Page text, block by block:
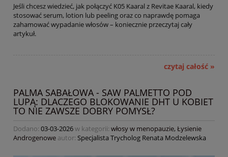
Jeśli chcesz wiedzieć, jak połączyć K05 Kaaral z Revitae Kaaral, kiedy
stosować serum, lotion lub peeling oraz co naprawdę pomaga
zahamować wypadanie włosów – koniecznie przeczytaj cały
artykuł.
czytaj całość »
PALMA SABAŁOWA - SAW PALMETTO POD
LUPĄ: DLACZEGO BLOKOWANIE DHT U KOBIET
TO NIE ZAWSZE DOBRY POMYSŁ?
Dodano: 03-03-2026w kategorii: włosy w menopauzie, Łysienie
Androgenowe autor: Specjalista Trycholog Renata Modzelewska